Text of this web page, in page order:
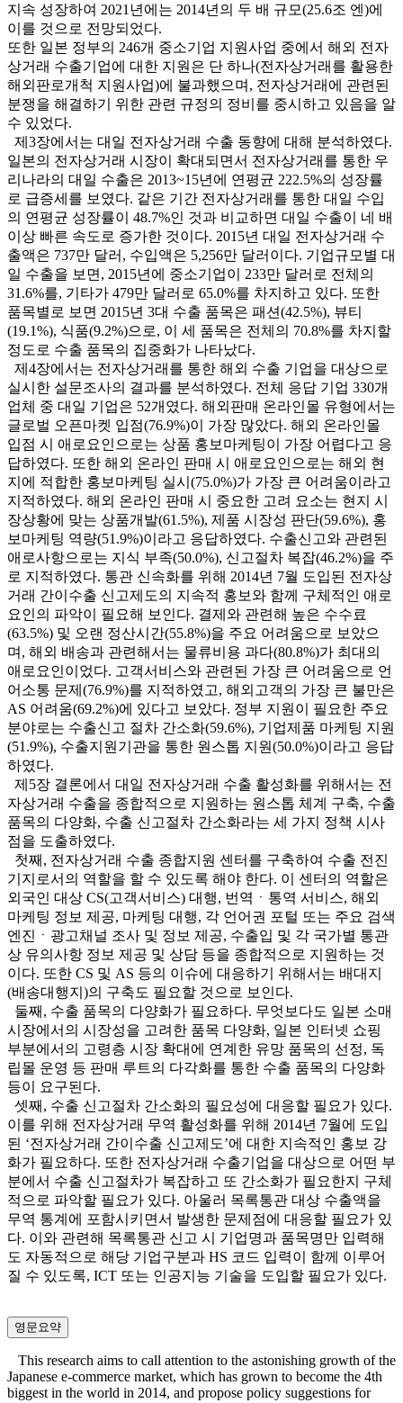
지속 성장하여 2021년에는 2014년의 두 배 규모(25.6조 엔)에
이를 것으로 전망되었다.
또한 일본 정부의 246개 중소기업 지원사업 중에서 해외 전자
상거래 수출기업에 대한 지원은 단 하나(전자상거래를 활용한
해외판로개척 지원사업)에 불과했으며, 전자상거래에 관련된
분쟁을 해결하기 위한 관련 규정의 정비를 중시하고 있음을 알
수 있었다.
제3장에서는 대일 전자상거래 수출 동향에 대해 분석하였다.
일본의 전자상거래 시장이 확대되면서 전자상거래를 통한 우
리나라의 대일 수출은 2013~15년에 연평균 222.5%의 성장률
로 급증세를 보였다. 같은 기간 전자상거래를 통한 대일 수입
의 연평균 성장률이 48.7%인 것과 비교하면 대일 수출이 네 배
이상 빠른 속도로 증가한 것이다. 2015년 대일 전자상거래 수
출액은 737만 달러, 수입액은 5,256만 달러이다. 기업규모별 대
일 수출을 보면, 2015년에 중소기업이 233만 달러로 전체의
31.6%를, 기타가 479만 달러로 65.0%를 차지하고 있다. 또한
품목별로 보면 2015년 3대 수출 품목은 패션(42.5%), 뷰티
(19.1%), 식품(9.2%)으로, 이 세 품목은 전체의 70.8%를 차지할
정도로 수출 품목의 집중화가 나타났다.
제4장에서는 전자상거래를 통한 해외 수출 기업을 대상으로
실시한 설문조사의 결과를 분석하였다. 전체 응답 기업 330개
업체 중 대일 기업은 52개였다. 해외판매 온라인몰 유형에서는
글로벌 오픈마켓 입점(76.9%)이 가장 많았다. 해외 온라인몰
입점 시 애로요인으로는 상품 홍보마케팅이 가장 어렵다고 응
답하였다. 또한 해외 온라인 판매 시 애로요인으로는 해외 현
지에 적합한 홍보마케팅 실시(75.0%)가 가장 큰 어려움이라고
지적하였다. 해외 온라인 판매 시 중요한 고려 요소는 현지 시
장상황에 맞는 상품개발(61.5%), 제품 시장성 판단(59.6%), 홍
보마케팅 역량(51.9%)이라고 응답하였다. 수출신고와 관련된
애로사항으로는 지식 부족(50.0%), 신고절차 복잡(46.2%)을 주
로 지적하였다. 통관 신속화를 위해 2014년 7월 도입된 전자상
거래 간이수출 신고제도의 지속적 홍보와 함께 구체적인 애로
요인의 파악이 필요해 보인다. 결제와 관련해 높은 수수료
(63.5%) 및 오랜 정산시간(55.8%)을 주요 어려움으로 보았으
며, 해외 배송과 관련해서는 물류비용 과다(80.8%)가 최대의
애로요인이었다. 고객서비스와 관련된 가장 큰 어려움으로 언
어소통 문제(76.9%)를 지적하였고, 해외고객의 가장 큰 불만은
AS 어려움(69.2%)에 있다고 보았다. 정부 지원이 필요한 주요
분야로는 수출신고 절차 간소화(59.6%), 기업제품 마케팅 지원
(51.9%), 수출지원기관을 통한 원스톱 지원(50.0%)이라고 응답
하였다.
제5장 결론에서 대일 전자상거래 수출 활성화를 위해서는 전
자상거래 수출을 종합적으로 지원하는 원스톱 체계 구축, 수출
품목의 다양화, 수출 신고절차 간소화라는 세 가지 정책 시사
점을 도출하였다.
첫째, 전자상거래 수출 종합지원 센터를 구축하여 수출 전진
기지로서의 역할을 할 수 있도록 해야 한다. 이 센터의 역할은
외국인 대상 CS(고객서비스) 대행, 번역ㆍ통역 서비스, 해외
마케팅 정보 제공, 마케팅 대행, 각 언어권 포털 또는 주요 검색
엔진ㆍ광고채널 조사 및 정보 제공, 수출입 및 각 국가별 통관
상 유의사항 정보 제공 및 상담 등을 종합적으로 지원하는 것
이다. 또한 CS 및 AS 등의 이슈에 대응하기 위해서는 배대지
(배송대행지)의 구축도 필요할 것으로 보인다.
둘째, 수출 품목의 다양화가 필요하다. 무엇보다도 일본 소매
시장에서의 시장성을 고려한 품목 다양화, 일본 인터넷 쇼핑
부분에서의 고령층 시장 확대에 연계한 유망 품목의 선정, 독
립몰 운영 등 판매 루트의 다각화를 통한 수출 품목의 다양화
등이 요구된다.
셋째, 수출 신고절차 간소화의 필요성에 대응할 필요가 있다.
이를 위해 전자상거래 무역 활성화를 위해 2014년 7월에 도입
된 ‘전자상거래 간이수출 신고제도’에 대한 지속적인 홍보 강
화가 필요하다. 또한 전자상거래 수출기업을 대상으로 어떤 부
분에서 수출 신고절차가 복잡하고 또 간소화가 필요한지 구체
적으로 파악할 필요가 있다. 아울러 목록통관 대상 수출액을
무역 통계에 포함시키면서 발생한 문제점에 대응할 필요가 있
다. 이와 관련해 목록통관 신고 시 기업명과 품목명만 입력해
도 자동적으로 해당 기업구분과 HS 코드 입력이 함께 이루어
질 수 있도록, ICT 또는 인공지능 기술을 도입할 필요가 있다.
영문요약
This research aims to call attention to the astonishing growth of the
Japanese e-commerce market, which has grown to become the 4th
biggest in the world in 2014, and propose policy suggestions for